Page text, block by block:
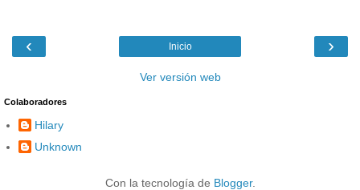
‹ ›
Inicio
Ver versión web
Colaboradores
Hilary
Unknown
Con la tecnología de Blogger.